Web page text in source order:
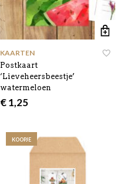
KAARTEN
Postkaart
‘Lieveheersbeestje’
watermeloen
€1,25
KOOPJE